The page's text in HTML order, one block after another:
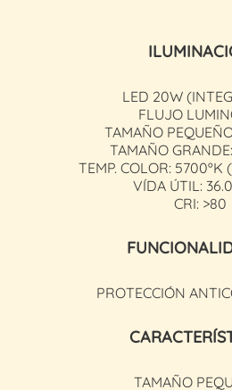
LED 20W
FLUJO
TAMAÑO
TAMAÑO
TEMP. COLOR: 5700ºK
VÍDA ÚTIL:
CRI: >80
PROTECCIÓN
TAMAÑO